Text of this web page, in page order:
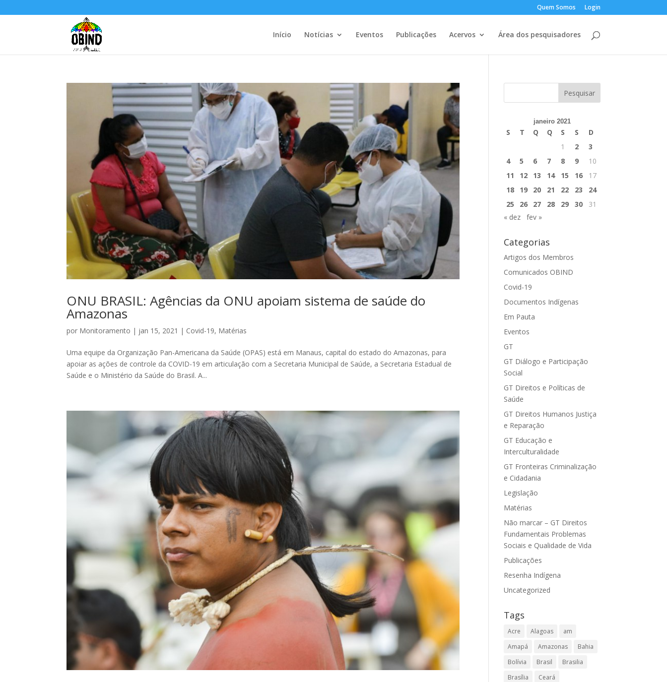
Quem Somos Login
Início Notícias Eventos Publicações Acervos Área dos pesquisadores
ONU BRASIL: Agências da ONU apoiam sistema de saúde do
Amazonas
por Monitoramento | jan 15, 2021 | Covid-19, Matérias
Uma equipe da Organização Pan-Americana da Saúde (OPAS) está em Manaus, capital do estado do Amazonas, para
apoiar as ações de controle da COVID-19 em articulação com a Secretaria Municipal de Saúde, a Secretaria Estadual de
Saúde e o Ministério da Saúde do Brasil. A...
janeiro 2021
S T Q Q S S
D
1
2
3
4
5 6 7 8 9
10
11
12 13 14 15 16
17
18
19 20 21 22 23
24
25
26 27 28 29 30
31
« dez
fev »
Categorias
Artigos dos Membros
Comunicados OBIND
Covid-19
Documentos Indígenas
Em Pauta
Eventos
GT
GT Diálogo e Participação
Social
GT Direitos e Políticas de
Saúde
GT Direitos Humanos Justiça
e Reparação
GT Educação e
Interculturalidade
GT Fronteiras Criminalização
e Cidadania
Legislação
Matérias
Não marcar – GT Direitos
Fundamentais Problemas
Sociais e Qualidade de Vida
Publicações
Resenha Indígena
Uncategorized
Tags
Acre Alagoas
am
Amapá
Amazonas
Bahia
Bolívia
Brasil
Brasilia
Brasília
Ceará